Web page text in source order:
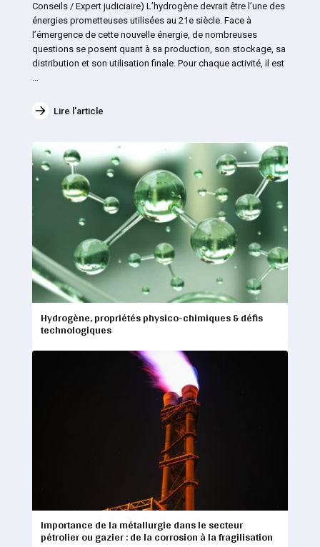
Conseils / Expert judiciaire) L’hydrogène devrait être l’une des
énergies prometteuses utilisées au 21e siècle. Face à
l’émergence de cette nouvelle énergie, de nombreuses
questions se posent quant à sa production, son stockage, sa
distribution et son utilisation finale. Pour chaque activité, il est
...
Lire l'article
Hydrogène, propriétés physico-chimiques & défis
technologiques
Importance de la métallurgie dans le secteur
pétrolier ou gazier : de la corrosion à la fragilisation